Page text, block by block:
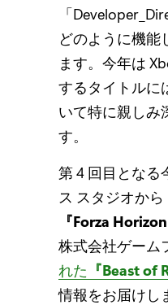
「
どのように機能
ます。今年は
するタイトルに
いて特に親しみ
す。
第 4 回目となる
ス スタジオから
『Forza Horizon
株式会社ゲーム
れた 『Beast of
情報をお届けし